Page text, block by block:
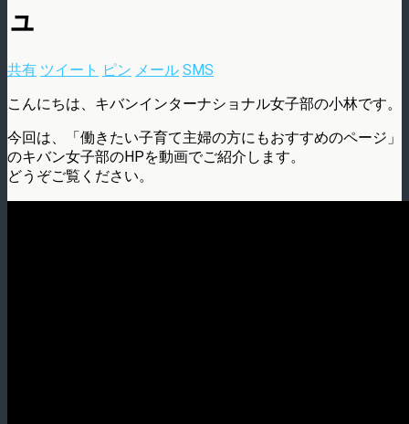
ュ
共有 ツイート ピン メール SMS
こんにちは、キバンインターナショナル女子部の小林です。
今回は、「働きたい子育て主婦の方にもおすすめのページ」
のキバン女子部のHPを動画でご紹介します。
どうぞご覧ください。